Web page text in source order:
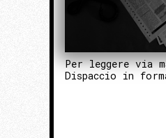
Per leggere via
Dispaccio in